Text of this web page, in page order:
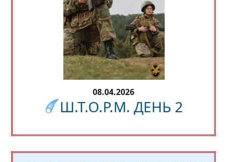
08.04.2026
Ш.Т.О.Р.М. ДЕНЬ 2